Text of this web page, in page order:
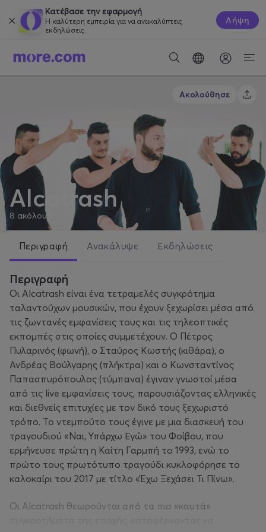
Κατέβασε την εφαρμογή
Η καλύτερη εμπειρία για να ανακαλύπτεις
εκδηλώσεις.
Λήψη
Alcatrash
8 ακόλουθοι
Ακολούθησε
Περιγραφή Ανακάλυψε Εκδηλώσεις
Περιγραφή
Οι Alcatrash είναι ένα τετραμελές συγκρότημα
ταλαντούχων μουσικών, που έχουν ξεχωρίσει μέσα από
τις ζωντανές εμφανίσεις τους και τις τηλεοπτικές
εκπομπές στις οποίες συμμετέχουν. Ο Πέτρος
Πυλαρινός (φωνή), ο Σταύρος Κωστής (κιθάρα), ο
Ανδρέας Βούλγαρης (πλήκτρα) και ο Κωνσταντίνος
Παπασπυρόπουλος (τύμπανα) έγιναν γνωστοί μέσα
από τις live εμφανίσεις τους, παρουσιάζοντας ελληνικές
και διεθνείς επιτυχίες με τον δικό τους ξεχωριστό
τρόπο. Το ντεμπούτο τους έγινε με μια διασκευή του
τραγουδιού «Ναι, Υπάρχω Εγώ» του Φοίβου, που
ερμήνευσε πρώτη η Καίτη Γαρμπή το 1993, ενώ το
πρώτο τους πρωτότυπο τραγούδι κυκλοφόρησε το
καλοκαίρι του 2017 με τίτλο «Έχω Ξεχάσει Τι Πίνω».
Οι Alcatrash θεωρούνται από τα πιο «καυτά»